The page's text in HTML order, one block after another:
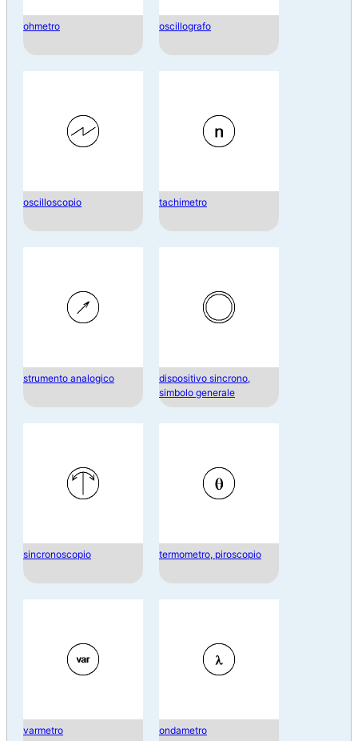
ohmetro oscillografo
oscilloscopio tachimetro
strumento analogico
dispositivo sincrono,
simbolo generale
sincronoscopio termometro, piroscopio
varmetro ondametro